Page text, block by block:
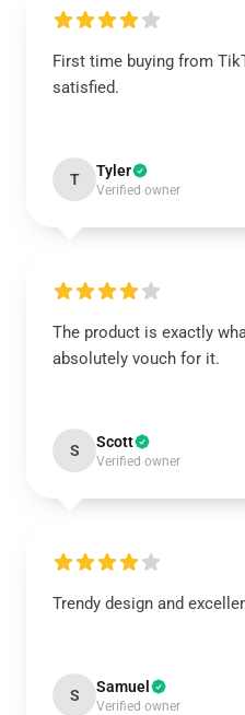
First time buying from
satisfied.
T Tyler
Verified owner
The product is exactly
absolutely vouch for it.
S Scott
Verified owner
Trendy design and
S Samuel
Verified owner